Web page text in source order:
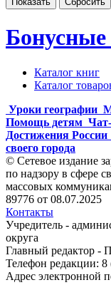
Каталог книг
Каталог
Уроки географии
Помощь детям
Достижения России
своего города
© Сетевое издание
по надзору в сфере
массовых
89776 от 08.07.2025
Контакты
Учредитель -
округа
Главный редактор -
Телефон редакции: 8
Адрес электронной